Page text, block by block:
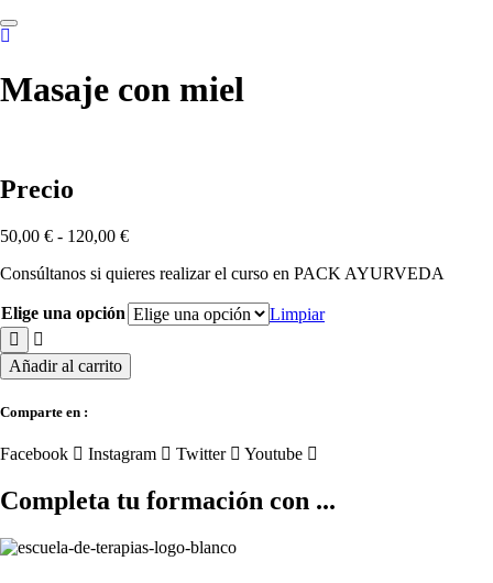
to
content
Masaje con miel
Precio
50,00 € - 120,00 €Rango
precios:
50,00 €
120,00 €
Consúltanos si quieres realizar el curso en PACK AYURVEDA
Elige una opción Limpiar
Masaje
con
cantidad
Añadir al carrito
Comparte en :
Facebook Instagram Twitter Youtube
Completa tu formación con ...